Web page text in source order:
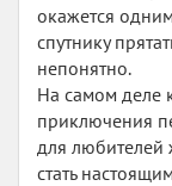
окажется
спутнику
непонятно.
На самом деле
приключения
для любителей
стать